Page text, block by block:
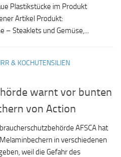
Plastikstücke im Produkt
Artikel Produkt:
– Steaklets und Gemüse,...
& KOCHUTENSILIEN
warnt vor bunten
von Action
AFSCA hat
in verschiedenen
weil die Gefahr des